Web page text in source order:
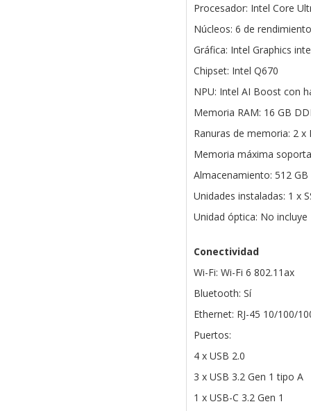
Procesador: Intel Core
Núcleos: 6 de
Gráfica: Intel Graphics
Chipset: Intel Q670
NPU: Intel AI Boost con
Memoria RAM: 16 GB
Ranuras de memoria: 2 x
Memoria máxima
Almacenamiento: 512 GB
Unidades instaladas: 1 x
Unidad óptica: No incluye
Conectividad
Wi-Fi: Wi-Fi 6 802.11ax
Bluetooth: Sí
Ethernet: RJ-45 10/100/
Puertos:
4 x USB 2.0
3 x USB 3.2 Gen 1 tipo A
1 x USB-C 3.2 Gen 1